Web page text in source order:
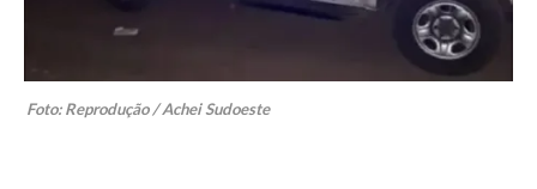
Foto: Reprodução / Achei Sudoeste